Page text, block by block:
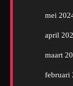
mei
april
maart
februari